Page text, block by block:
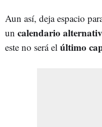
Aun así, deja espacio
un calendario
este no será el último